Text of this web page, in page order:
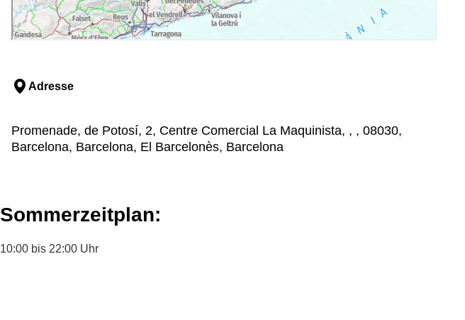
Adresse
Promenade, de Potosí, 2, Centre Comercial La Maquinista, , , 08030,
Barcelona, Barcelona, El Barcelonès, Barcelona
Sommerzeitplan:
10:00 bis 22:00 Uhr